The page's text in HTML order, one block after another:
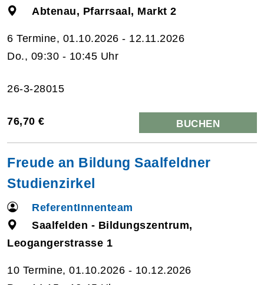
Abtenau, Pfarrsaal, Markt 2
6 Termine, 01.10.2026 - 12.11.2026
Do., 09:30 - 10:45 Uhr
26-3-28015
76,70 € BUCHEN
Freude an Bildung Saalfeldner
Studienzirkel
ReferentInnenteam
Saalfelden - Bildungszentrum,
Leogangerstrasse 1
10 Termine, 01.10.2026 - 10.12.2026